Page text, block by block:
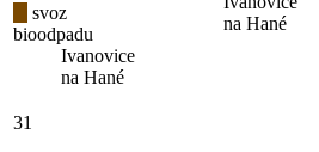
svoz
bioodpadu
Ivanovice
na Hané
na Hané
31